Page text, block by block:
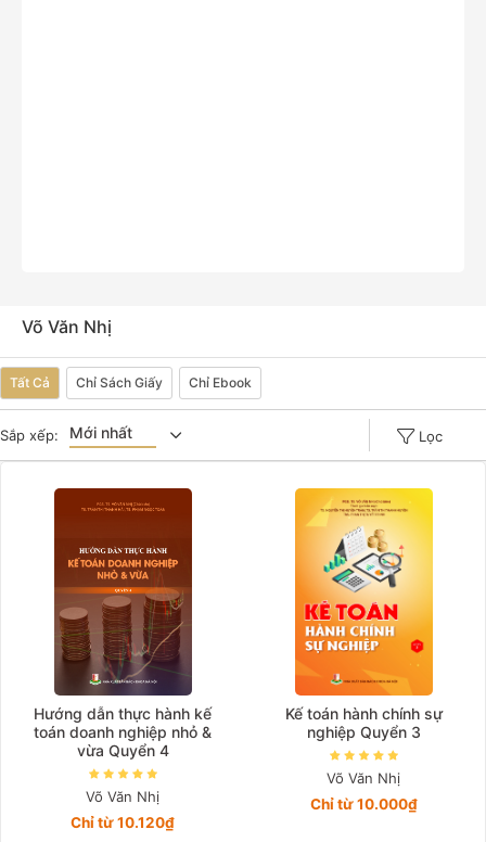
Võ Văn Nhị
Tất Cả Chỉ Sách Giấy Chỉ Ebook
Sắp xếp: Mới nhất Lọc
Năm xuất bản
Mới nhất
Hướng dẫn thực hành kế
toán doanh nghiệp nhỏ &
vừa Quyển 4
Võ Văn Nhị
Chỉ từ 10.120₫
Kế toán hành chính sự
nghiệp Quyển 3
Võ Văn Nhị
Chỉ từ 10.000₫